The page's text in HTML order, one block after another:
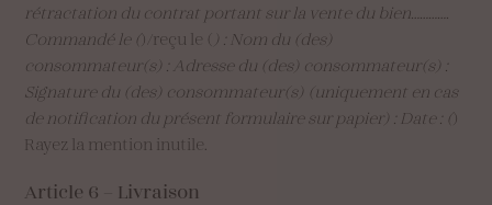
rétractation du contrat portant sur la vente du bien………….
Commandé le ( )/reçu le ( ) : Nom du (des)
consommateur(s) : Adresse du (des) consommateur(s) :
Signature du (des) consommateur(s) (uniquement en cas
de notification du présent formulaire sur papier) : Date : ( )
Rayez la mention inutile.
Article 6 Livraison